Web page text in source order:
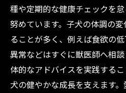
種や定期的な健康チェックを
努めています。子犬の体調の
ることが多く、例えば食欲の
異常などはすぐに獣医師へ相
体的なアドバイスを実践する
犬の健やかな成長を支えます